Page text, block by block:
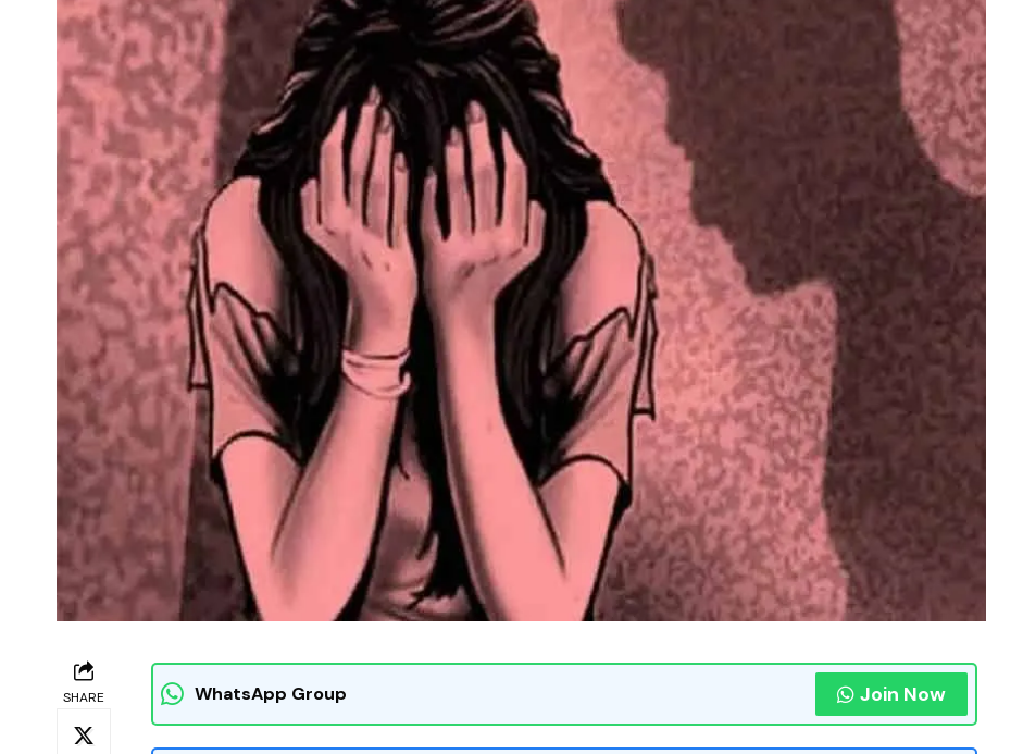
SHARE WhatsApp Group Join Now